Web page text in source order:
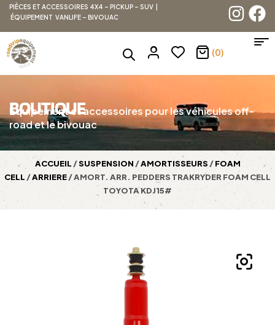
PIÈCES ET ACCESSOIRES 4X4 – PICKUP – SUV |
ÉQUIPEMENT VANLIFE – BIVOUAC
(0)
BOUTIQUE
Équipement et accessoires pour les véhicules off-
road et le bivouac
ACCUEIL /SUSPENSION /AMORTISSEURS /FOAM
CELL /ARRIERE/ AMORT. ARR. PEDDERS TRAKRYDER FOAM CELL
TOYOTA KDJ15#